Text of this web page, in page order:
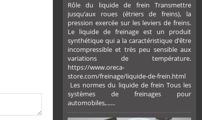
Rôle du liquide de frein Transmettre
jusqu’aux roues (étriers de freins), la
pression exercée sur les leviers de freins.
Le liquide de freinage est un produit
synthétique qui a la caractéristique d’être
incompressible et très peu sensible aux
variations de température.
https://www.oreca-
store.com/freinage/liquide-de-frein.html
Les normes du liquide de frein Tous les
systèmes de freinages pour
automobiles,......